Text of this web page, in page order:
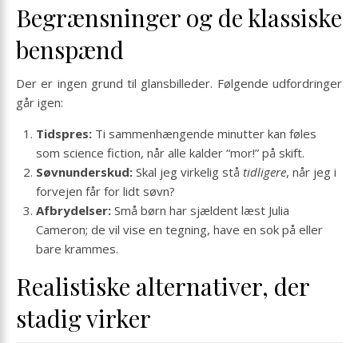
Begrænsninger og de klassiske
benspænd
Der er ingen grund til glansbilleder. Følgende udfordringer
går igen:
Tidspres: Ti sammenhængende minutter kan føles
som science fiction, når alle kalder “mor!” på skift.
Søvnunderskud: Skal jeg virkelig stå tidligere, når jeg i
forvejen får for lidt søvn?
Afbrydelser: Små børn har sjældent læst Julia
Cameron; de vil vise en tegning, have en sok på eller
bare krammes.
Realistiske alternativer, der
stadig virker